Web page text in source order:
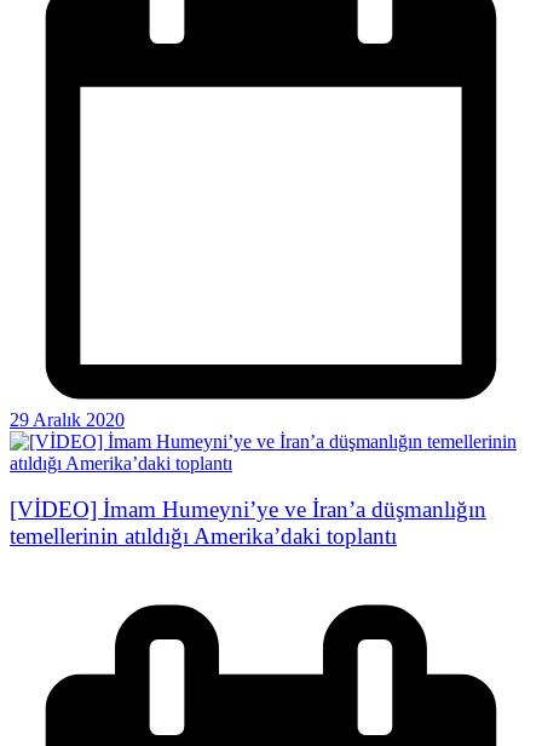
29 Aralık 2020
[VİDEO] İmam Humeyni’ye ve İran’a düşmanlığın
temellerinin atıldığı Amerika’daki toplantı